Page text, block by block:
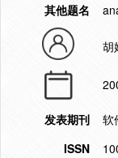
其他题名
胡
发表期刊
软
ISSN